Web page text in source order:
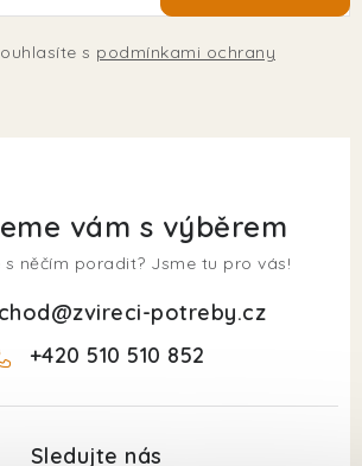
s podmínkami ochrany
vám s výběrem
něčím poradit? Jsme tu pro vás!
@zvireci-potreby.cz
+420 510 510 852